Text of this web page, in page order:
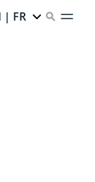
| FR